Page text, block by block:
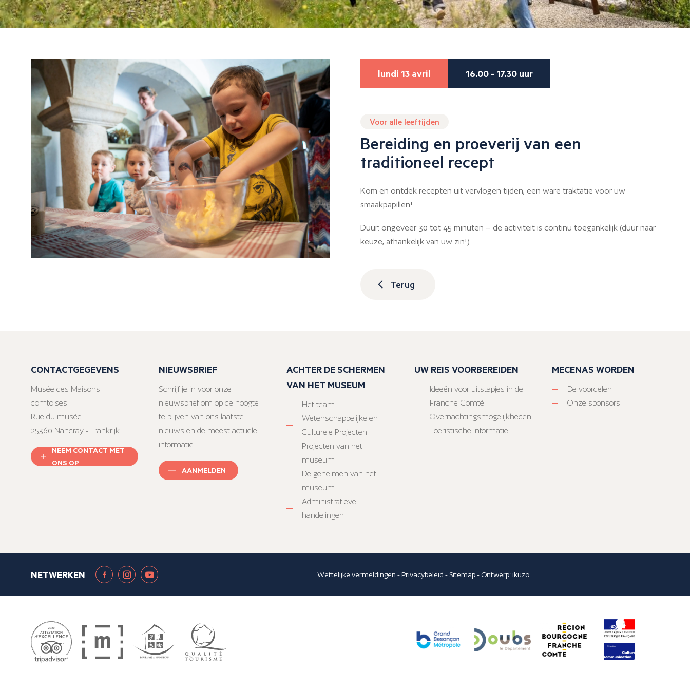
lundi 13 avril 16.00 - 17.30 uur
Voor alle leeftijden
Bereiding en proeverij van een
traditioneel recept
Kom en ontdek recepten uit vervlogen tijden, een ware traktatie voor uw
smaakpapillen!
Duur: ongeveer 30 tot 45 minuten – de activiteit is continu toegankelijk (duur naar
keuze, afhankelijk van uw zin!)
Terug
CONTACTGEGEVENS
Musée des Maisons
comtoises
Rue du musée
25360 Nancray - Frankrijk
NEEM CONTACT MET
ONS OP
NIEUWSBRIEF
Schrijf je in voor onze
nieuwsbrief om op de hoogte
te blijven van ons laatste
nieuws en de meest actuele
informatie!
AANMELDEN
ACHTER DE SCHERMEN
VAN HET MUSEUM
Het team
Wetenschappelijke en
Culturele Projecten
Projecten van het
museum
De geheimen van het
museum
Administratieve
handelingen
UW REIS VOORBEREIDEN
Ideeën voor uitstapjes in de
Franche-Comté
Overnachtingsmogelijkheden
Toeristische informatie
MECENAS WORDEN
De voordelen
Onze sponsors
NETWERKEN Wettelijke vermeldingen -Privacybeleid - Sitemap- Ontwerp:ikuzo